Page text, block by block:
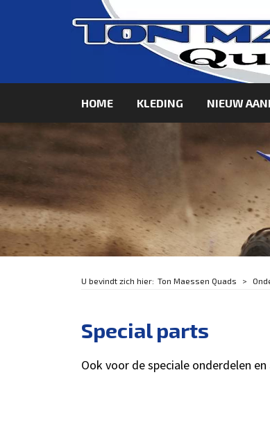
HOME KLEDING NIEUW
Ton Maessen Quads
Special parts
Ook voor de speciale onderdelen